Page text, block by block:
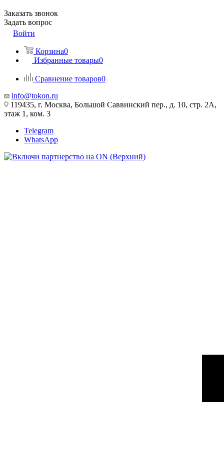
Заказать звонок
Задать вопрос
Войти
Корзина0
Избранные товары0
Сравнение товаров0
info@tokon.ru
119435, г. Москва, Большой Саввинский пер., д. 10, стр. 2А,
этаж 1, ком. 3
Telegram
WhatsApp